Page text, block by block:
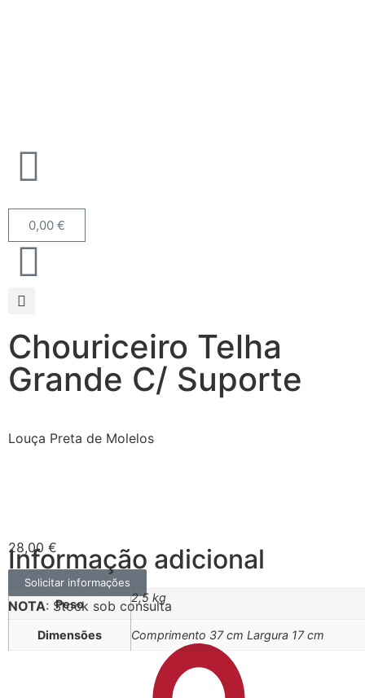
0,00 €
Chouriceiro Telha
Grande C/ Suporte
Louça Preta de Molelos
28,00 €
Solicitar informações
NOTA: Stock sob consulta
Informação adicional
Peso 2,5 kg
Dimensões Comprimento 37 cm Largura 17 cm